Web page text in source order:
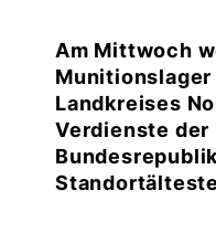
Am Mittwoch
Landkreises
Verdienste der